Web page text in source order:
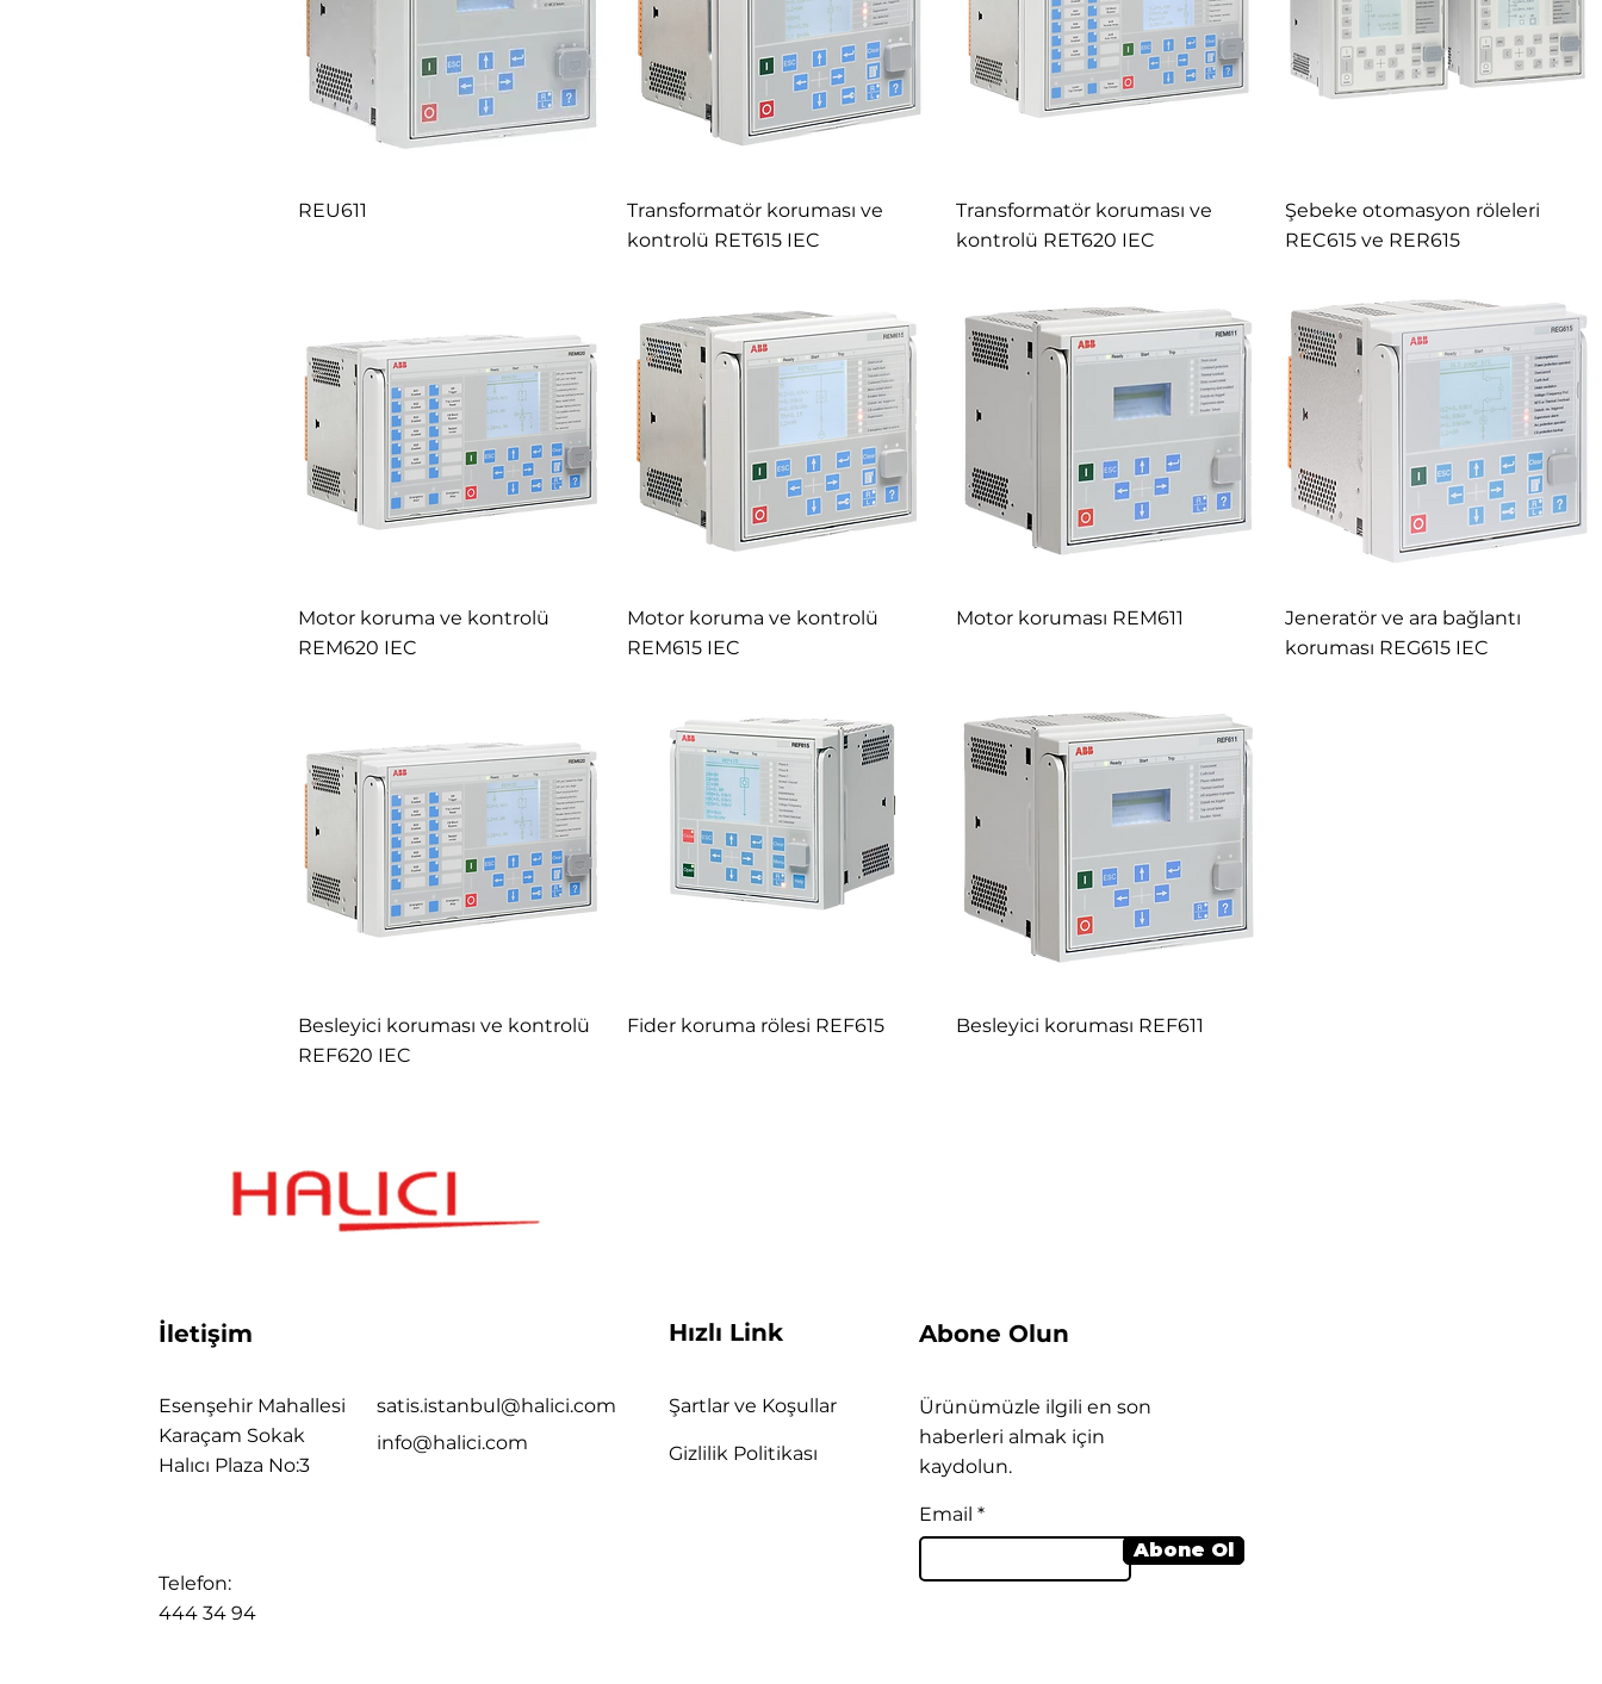
REU611
Transformatör koruması ve
kontrolü RET615 IEC
Transformatör koruması ve
kontrolü RET620 IEC
Şebeke otomasyon röleleri
REC615 ve RER615
Motor koruma ve kontrolü
REM620 IEC
Motor koruma ve kontrolü
REM615 IEC
Motor koruması REM611
Jeneratör ve ara bağlantı
koruması REG615 IEC
Besleyici koruması ve kontrolü
REF620 IEC
Fider koruma rölesi REF615 Besleyici koruması REF611
İletişim
Esenşehir Mahallesi
Karaçam Sokak
Halıcı Plaza No:3
satis.istanbul@halici.com
info@halici.com
Telefon:
444 34 94
Hızlı Link
Şartlar ve Koşullar
Gizlilik Politikası
Abone Olun
Ürünümüzle ilgili en son
haberleri almak için
kaydolun.
Email
Abone Ol